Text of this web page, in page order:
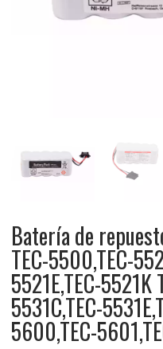
Batería de
TEC-5500,TEC-
5521E,TEC-5521K
5531C,TEC-
5600,TEC-